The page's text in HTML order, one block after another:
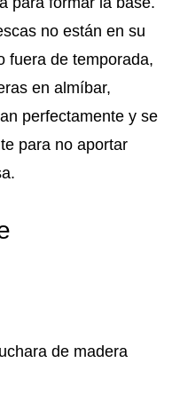
no están en su
fuera de temporada,
en almíbar,
perfectamente y se
para no aportar
de madera